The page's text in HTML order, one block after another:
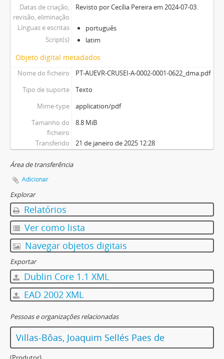
Datas de criação,
revisão, eliminação
Revisto por Cecília Pereira em 2024-07-03.
Línguas e escritas
português
Script(s)
latim
Objeto digital metadados
Nome do ficheiro
PT-AUEVR-CRUSEI-A-0002-0001-0622_dma.pdf
Tipo de suporte
Texto
Mime-type
application/pdf
Tamanho do
ficheiro
8.8 MiB
Transferido 21 de janeiro de 2025 12:28
Área de transferência
Adicionar
Explorar
Relatórios
Ver como lista
Navegar objetos digitais
Exportar
Dublin Core 1.1 XML
EAD 2002 XML
Pessoas e organizações relacionadas
Villas-Bôas, Joaquim Sellés Paes de